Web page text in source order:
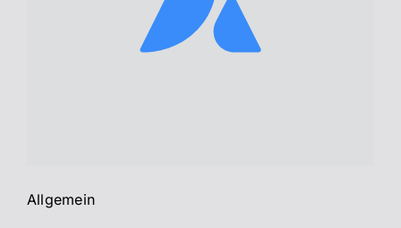
Allgemein